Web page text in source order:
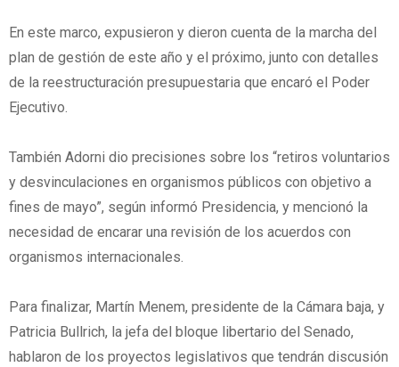
En este marco, expusieron y dieron cuenta de la marcha del
plan de gestión de este año y el próximo, junto con detalles
de la reestructuración presupuestaria que encaró el Poder
Ejecutivo.
También Adorni dio precisiones sobre los “retiros voluntarios
y desvinculaciones en organismos públicos con objetivo a
fines de mayo”, según informó Presidencia, y mencionó la
necesidad de encarar una revisión de los acuerdos con
organismos internacionales.
Para finalizar, Martín Menem, presidente de la Cámara baja, y
Patricia Bullrich, la jefa del bloque libertario del Senado,
hablaron de los proyectos legislativos que tendrán discusión